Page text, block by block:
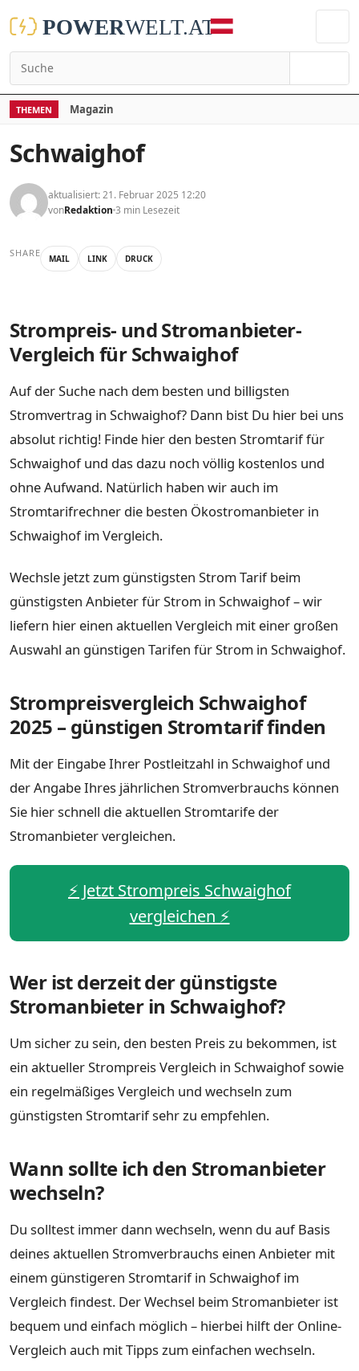
THEMEN Magazin
Schwaighof
aktualisiert: 21. Februar 2025 12:20
vonRedaktion 3 min Lesezeit
SHARE MAIL LINK DRUCK
Strompreis- und Stromanbieter-
Vergleich für Schwaighof
Auf der Suche nach dem besten und billigsten
Stromvertrag in Schwaighof? Dann bist Du hier bei uns
absolut richtig! Finde hier den besten Stromtarif für
Schwaighof und das dazu noch völlig kostenlos und
ohne Aufwand. Natürlich haben wir auch im
Stromtarifrechner die besten Ökostromanbieter in
Schwaighof im Vergleich.
Wechsle jetzt zum günstigsten Strom Tarif beim
günstigsten Anbieter für Strom in Schwaighof – wir
liefern hier einen aktuellen Vergleich mit einer großen
Auswahl an günstigen Tarifen für Strom in Schwaighof.
Strompreisvergleich Schwaighof
2025 – günstigen Stromtarif finden
Mit der Eingabe Ihrer Postleitzahl in Schwaighof und
der Angabe Ihres jährlichen Stromverbrauchs können
Sie hier schnell die aktuellen Stromtarife der
Stromanbieter vergleichen.
⚡️ Jetzt Strompreis Schwaighof
vergleichen ⚡️
Wer ist derzeit der günstigste
Stromanbieter in Schwaighof?
Um sicher zu sein, den besten Preis zu bekommen, ist
ein aktueller Strompreis Vergleich in Schwaighof sowie
ein regelmäßiges Vergleich und wechseln zum
günstigsten Stromtarif sehr zu empfehlen.
Wann sollte ich den Stromanbieter
wechseln?
Du solltest immer dann wechseln, wenn du auf Basis
deines aktuellen Stromverbrauchs einen Anbieter mit
einem günstigeren Stromtarif in Schwaighof im
Vergleich findest. Der Wechsel beim Stromanbieter ist
bequem und einfach möglich – hierbei hilft der Online-
Vergleich auch mit Tipps zum einfachen wechseln.